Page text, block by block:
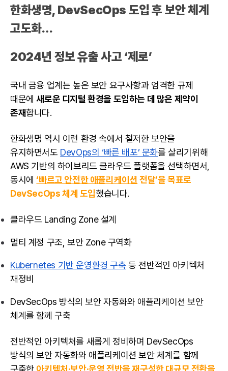
한화생명, DevSecOps 도입 후 보안 체계
고도화…
2024년 정보 유출 사고 ‘제로’
국내 금융 업계는 높은 보안 요구사항과 엄격한 규제
때문에새로운 디지털 환경을 도입하는 데 많은 제약이
존재합니다.
한화생명 역시 이런 환경 속에서 철저한 보안을
유지하면서도 DevOps의 ‘빠른 배포’ 문화를 살리기위해
AWS 기반의 하이브리드 클라우드 플랫폼을 선택하면서,
동시에‘빠르고 안전한 애플리케이션 전달’을 목표로
DevSecOps 체계 도입했습니다.
클라우드 Landing Zone 설계
멀티 계정 구조, 보안 Zone 구역화
Kubernetes 기반 운영환경 구축 등 전반적인 아키텍처
재정비
DevSecOps 방식의 보안 자동화와 애플리케이션 보안
체계를 함께 구축
전반적인 아키텍처를 새롭게 정비하며 DevSecOps
방식의 보안 자동화와 애플리케이션 보안 체계를 함께
구축한아키텍처·보안·운영 전반을 재구성한 대규모 전환을